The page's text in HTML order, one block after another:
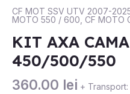
CF MOT SSV UTV 2007-
MOTO 550 / 600 CF MOTO
KIT AXA
450/500/550
360.00 lei +
AXA
CAMA
CF
MOTO